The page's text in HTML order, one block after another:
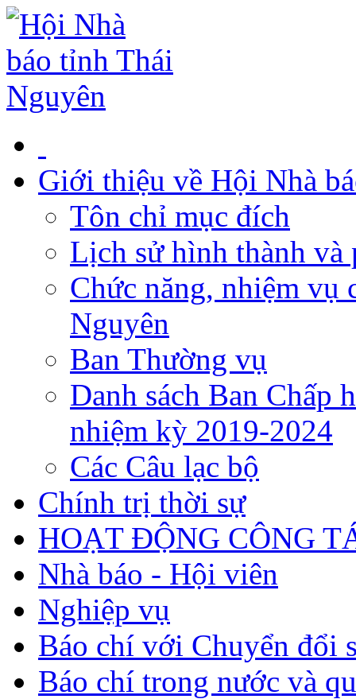
Giới thiệu về Hội Nhà
Tôn chỉ mục đích
Lịch sử hình thành và
Chức năng, nhiệm vụ
Nguyên
Ban Thường vụ
Danh sách Ban Chấp
nhiệm kỳ 2019-2024
Các Câu lạc bộ
Chính trị thời sự
HOẠT ĐỘNG CÔNG
Nhà báo - Hội viên
Nghiệp vụ
Báo chí với Chuyển đổi
Báo chí trong nước và